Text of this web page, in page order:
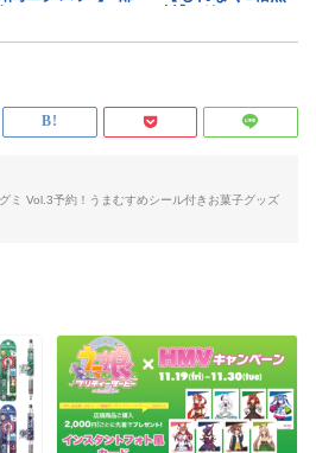
ミ Vol.3予約！うまむすめシール付きお菓子グッズ